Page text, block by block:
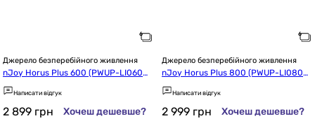
Джерело безперебійного живлення
nJoy Horus Plus 600 (PWUP-LI060H1
-AZ01B) Лин.инт., AVR, 2 x Schuko, US
B, LCD, пластик
Написати відгук
2 899 грн Хочеш дешевше?
Джерело безперебійного живлення
nJoy Horus Plus 800 (PWUP-LI080H
1-AZ01B) Лин.инт., AVR, 2 x Schuko, U
SB, LCD, пластик
Написати відгук
2 999 грн Хочеш дешевше?